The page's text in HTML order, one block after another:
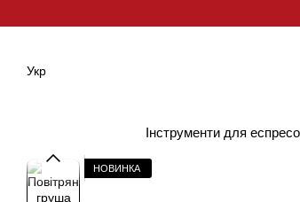
Укр
Інструменти для еспресо
НОВИНКА